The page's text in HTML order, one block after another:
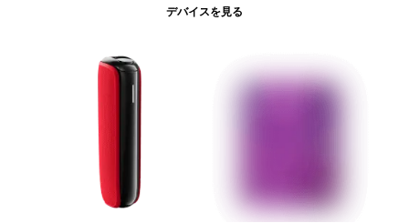
デバイスを見る